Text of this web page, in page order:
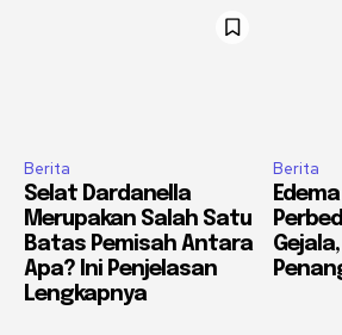
Berita
Selat Dardanella
Merupakan Salah Satu
Batas Pemisah Antara
Apa? Ini Penjelasan
Lengkapnya
Berita